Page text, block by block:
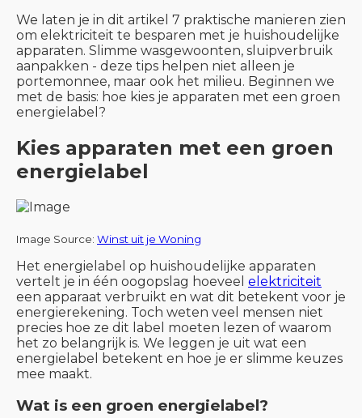
We laten je in dit artikel 7 praktische manieren zien
om elektriciteit te besparen met je huishoudelijke
apparaten. Slimme wasgewoonten, sluipverbruik
aanpakken - deze tips helpen niet alleen je
portemonnee, maar ook het milieu. Beginnen we
met de basis: hoe kies je apparaten met een groen
energielabel?
Kies apparaten met een groen
energielabel
Image Source: Winst uit je Woning
Het energielabel op huishoudelijke apparaten
vertelt je in één oogopslag hoeveel elektriciteit
een apparaat verbruikt en wat dit betekent voor je
energierekening. Toch weten veel mensen niet
precies hoe ze dit label moeten lezen of waarom
het zo belangrijk is. We leggen je uit wat een
energielabel betekent en hoe je er slimme keuzes
mee maakt.
Wat is een groen energielabel?